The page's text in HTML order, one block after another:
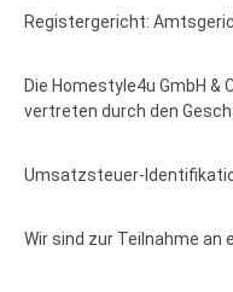
Registergericht:
Die Homestyle4u GmbH
vertreten durch den
Umsatzsteuer-
Wir sind zur Teilnahme